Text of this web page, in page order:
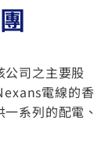
公司之主要股
電線的香
系列的配電、